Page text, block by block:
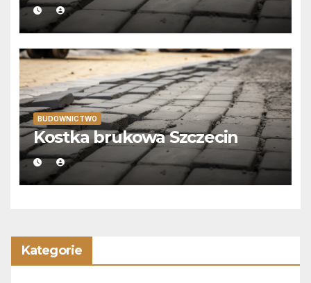
BUDOWNICTWO
Kostka brukowa Szczecin
Kategorie